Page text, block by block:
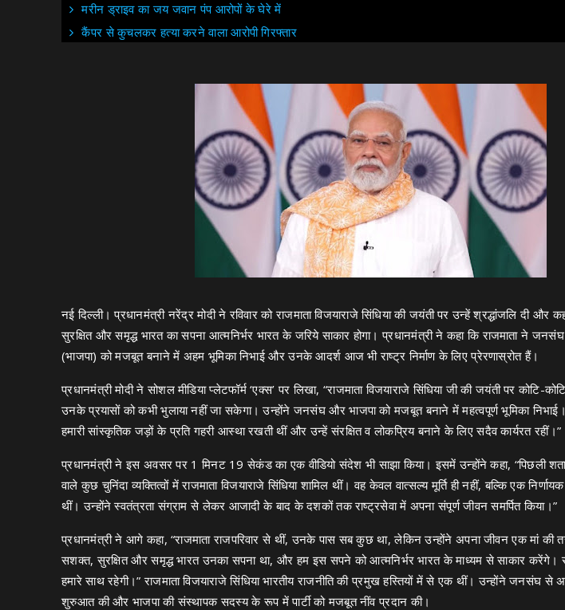
मरीन ड्राइव का जय जवान पंप आरोपों के घेरे में
कैंपर से कुचलकर हत्या करने वाला आरोपी गिरफ्तार
नई दिल्ली। प्रधानमंत्री नरेंद्र मोदी ने रविवार को राजमाता विजयाराजे सिंधिया की जयंती पर उन्हें श्रद्धांजलि दी और
सुरक्षित और समृद्ध भारत का सपना आत्मनिर्भर भारत के जरिये साकार होगा। प्रधानमंत्री ने कहा कि राजमाता ने जनसंघ
(भाजपा) को मजबूत बनाने में अहम भूमिका निभाई और उनके आदर्श आज भी राष्ट्र निर्माण के लिए प्रेरणास्रोत हैं।
प्रधानमंत्री मोदी ने सोशल मीडिया प्लेटफॉर्म ‘एक्स’ पर लिखा, “राजमाता विजयाराजे सिंधिया जी की जयंती पर कोटि-
उनके प्रयासों को कभी भुलाया नहीं जा सकेगा। उन्होंने जनसंघ और भाजपा को मजबूत बनाने में महत्वपूर्ण भूमिका निभाई।
हमारी सांस्कृतिक जड़ों के प्रति गहरी आस्था रखती थीं और उन्हें संरक्षित व लोकप्रिय बनाने के लिए सदैव कार्यरत रहीं।”
प्रधानमंत्री ने इस अवसर पर 1 मिनट 19 सेकंड का एक वीडियो संदेश भी साझा किया। इसमें उन्होंने कहा, “पिछली
वाले कुछ चुनिंदा व्यक्तित्वों में राजमाता विजयाराजे सिंधिया शामिल थीं। वह केवल वात्सल्य मूर्ति ही नहीं, बल्कि एक
थीं। उन्होंने स्वतंत्रता संग्राम से लेकर आजादी के बाद के दशकों तक राष्ट्रसेवा में अपना संपूर्ण जीवन समर्पित किया।”
प्रधानमंत्री ने आगे कहा, “राजमाता राजपरिवार से थीं, उनके पास सब कुछ था, लेकिन उन्होंने अपना जीवन एक मां की
सशक्त, सुरक्षित और समृद्ध भारत उनका सपना था, और हम इस सपने को आत्मनिर्भर भारत के माध्यम से साकार करेंगे।
हमारे साथ रहेगी।” राजमाता विजयाराजे सिंधिया भारतीय राजनीति की प्रमुख हस्तियों में से एक थीं। उन्होंने जनसंघ से
शुरुआत की और भाजपा की संस्थापक सदस्य के रूप में पार्टी को मजबूत नींव प्रदान की।